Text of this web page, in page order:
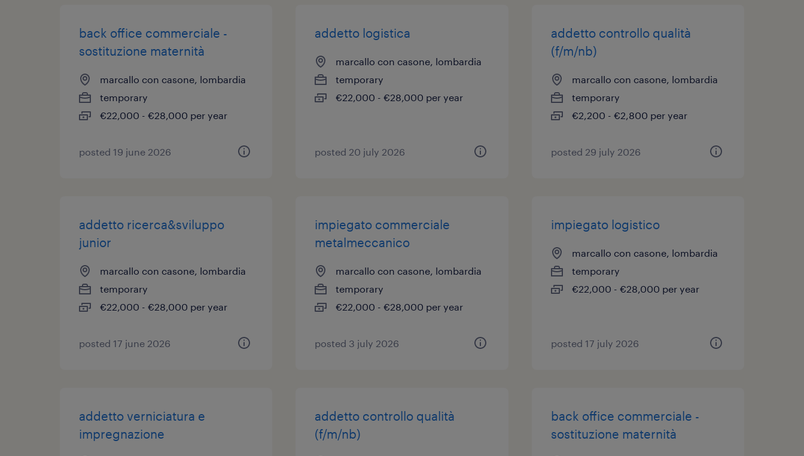
back office commerciale -
sostituzione maternità
marcallo con casone, lombardia
temporary
€22,000 - €28,000 per year
posted 19 june 2026
addetto logistica
marcallo con casone, lombardia
temporary
€22,000 - €28,000 per year
posted 20 july 2026
addetto controllo qualità
(f/m/nb)
marcallo con casone, lombardia
temporary
€2,200 - €2,800 per year
posted 29 july 2026
addetto ricerca&sviluppo
junior
marcallo con casone, lombardia
temporary
€22,000 - €28,000 per year
posted 17 june 2026
impiegato commerciale
metalmeccanico
marcallo con casone, lombardia
temporary
€22,000 - €28,000 per year
posted 3 july 2026
impiegato logistico
marcallo con casone, lombardia
temporary
€22,000 - €28,000 per year
posted 17 july 2026
addetto verniciatura e
impregnazione
addetto controllo qualità
(f/m/nb)
back office commerciale -
sostituzione maternità